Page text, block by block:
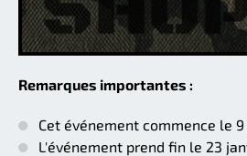
Remarques importantes :
Cet événement commence le 9
L'événement prend fin le 23